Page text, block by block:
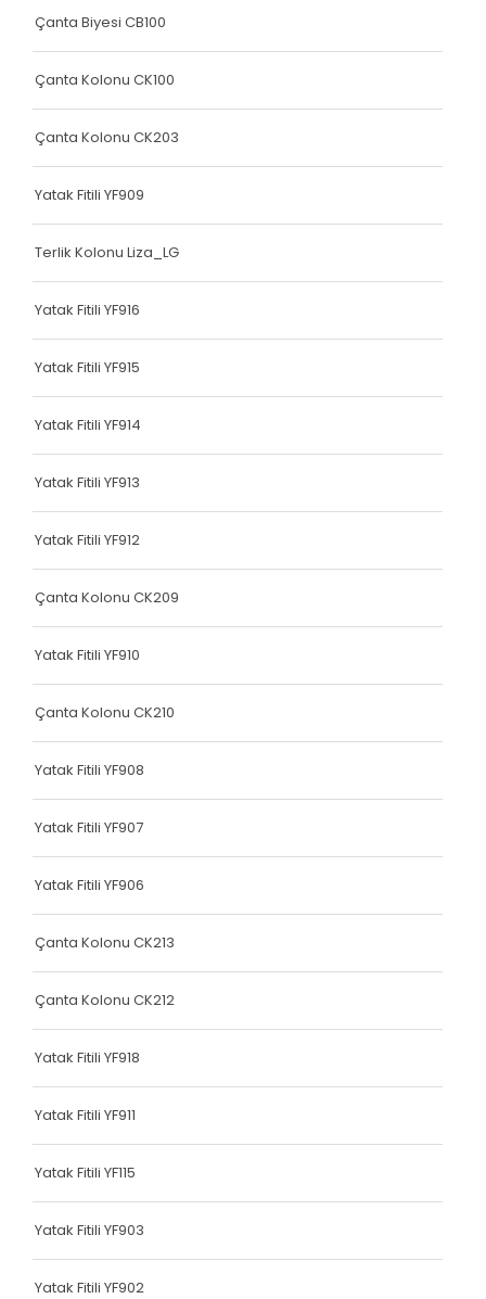
Yatak Fitili
Elastik Kolon Mavi Seri
Yatak Fitili
Dokuma Lastiği
Dokuma Lastiği
Dokuma Lastiği
Yatak Fitili
Yatak Fitili
Hava Kapsülü
Hava Kapsülü
Köşe Koruyucu
Terlik Kolonu
Terlik Kolonu
Terlik Kolonu
Terlik Kolonu
Terlik Kolonu
Terlik Kolonu
Çanta Biyesi CB100
Çanta Kolonu CK100
Çanta Kolonu CK203
Yatak Fitili YF909
Terlik Kolonu Liza_LG
Yatak Fitili YF916
Yatak Fitili YF915
Yatak Fitili YF914
Yatak Fitili YF913
Yatak Fitili YF912
Çanta Kolonu CK209
Yatak Fitili YF910
Çanta Kolonu CK210
Yatak Fitili YF908
Yatak Fitili YF907
Yatak Fitili YF906
Çanta Kolonu CK213
Çanta Kolonu CK212
Yatak Fitili YF918
Yatak Fitili YF911
Yatak Fitili YF115
Yatak Fitili YF903
Yatak Fitili YF902